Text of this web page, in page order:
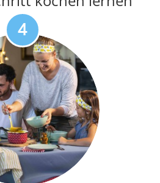
schmausen